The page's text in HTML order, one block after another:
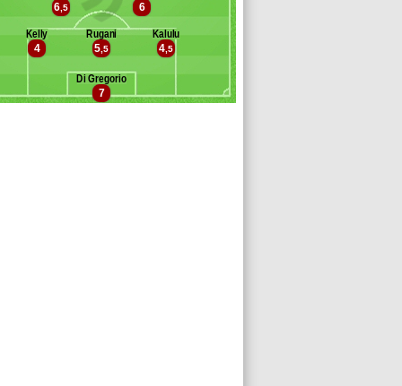
Muñoz Villanueva
Chema Andrés
Luiz
7
Di Gregorio
4,5
Kalulu
5,5
Rugani
4
Kelly
6
6,5